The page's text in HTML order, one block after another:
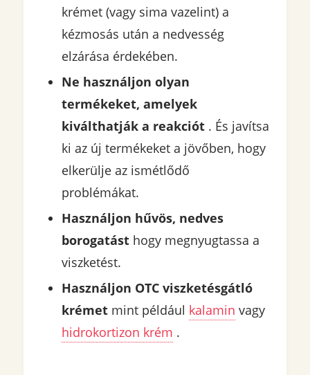
krémet (vagy sima vazelint) a
kézmosás után a nedvesség
elzárása érdekében.
Ne használjon olyan
termékeket, amelyek
kiválthatják a reakciót. És javítsa
ki az új termékeket a jövőben, hogy
elkerülje az ismétlődő
problémákat.
Használjon hűvös, nedves
borogatásthogy megnyugtassa a
viszketést.
Használjon OTC viszketésgátló
krémetmint például kalamin vagy
hidrokortizon krém .